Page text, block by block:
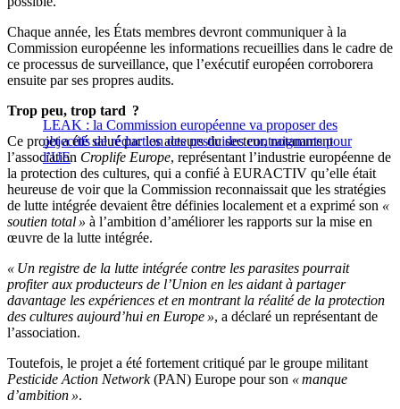
Chaque année, les États membres devront communiquer à la
Commission européenne les informations recueillies dans le cadre de
ce processus de surveillance, que l’exécutif européen corroborera
ensuite par ses propres audits.
LEAK : la Commission européenne va proposer des
objectifs de réduction des pesticides contraignants pour
l’UE
Trop peu, trop tard ?
Ce projet a été salué par les acteurs du secteur, notamment
l’association Croplife Europe, représentant l’industrie européenne de
la protection des cultures, qui a confié à EURACTIV qu’elle était
heureuse de voir que la Commission reconnaissait que les stratégies
de lutte intégrée devaient être définies localement et a exprimé son «
soutien total » à l’ambition d’améliorer les rapports sur la mise en
œuvre de la lutte intégrée.
« Un registre de la lutte intégrée contre les parasites pourrait
profiter aux producteurs de l’Union en les aidant à partager
davantage les expériences et en montrant la réalité de la protection
des cultures aujourd’hui en Europe », a déclaré un représentant de
l’association.
Toutefois, le projet a été fortement critiqué par le groupe militant
Pesticide Action Network(PAN) Europe pour son « manque
d’ambition ».